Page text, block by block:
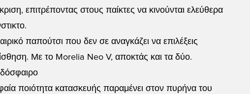
επιτρέποντας στους παίκτες να κινούνται ελεύθερα
παπούτσι που δεν σε αναγκάζει να επιλέξεις
Με το Morelia Neo V, αποκτάς και τα δύο.
ποιότητα κατασκευής παραμένει στον πυρήνα του